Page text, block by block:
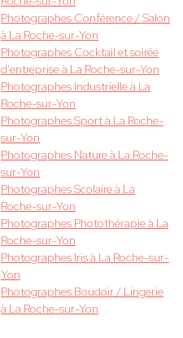
Photographes Conférence / Salon
à La Roche-sur-Yon
Photographes Cocktail et soirée
d'entreprise à La Roche-sur-Yon
Photographes Industrielle à La
Roche-sur-Yon
Photographes Sport à La Roche-
sur-Yon
Photographes Nature à La Roche-
sur-Yon
Photographes Scolaire à La
Roche-sur-Yon
Photographes Photothérapie à La
Roche-sur-Yon
Photographes Iris à La Roche-sur-
Yon
Photographes Boudoir / Lingerie
à La Roche-sur-Yon